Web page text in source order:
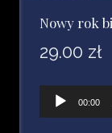
Nowy rok
29.00 zł
plików
00:00